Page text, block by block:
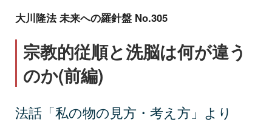
大川隆法 未来への羅針盤 No.305
宗教的従順と洗脳は何が違う
のか(前編)
法話「私の物の見方・考え方」より